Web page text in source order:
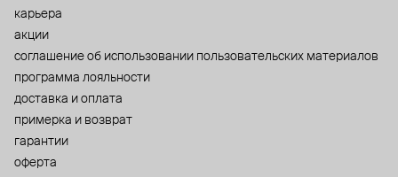
карьера
акции
cоглашение об использовании пользовательских материалов
программа лояльности
доставка и оплата
примерка и возврат
гарантии
оферта